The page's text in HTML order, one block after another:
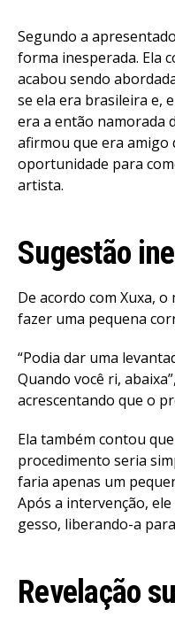
Segundo a
forma inesperada. Ela
acabou sendo
se ela era brasileira e,
era a então namorada
afirmou que era amigo
oportunidade para
artista.
Sugestão
De acordo com Xuxa,
fazer uma pequena
“Podia dar uma
Quando você ri,
acrescentando que o
Ela também contou
procedimento seria
faria apenas um
Após a intervenção,
gesso, liberando-a
Revelação